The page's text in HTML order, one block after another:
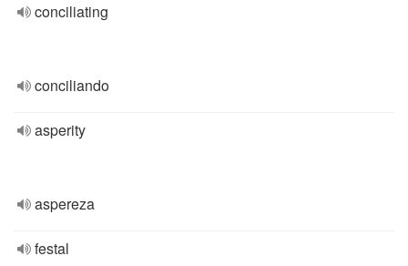
conciliating
conciliando
asperity
aspereza
festal